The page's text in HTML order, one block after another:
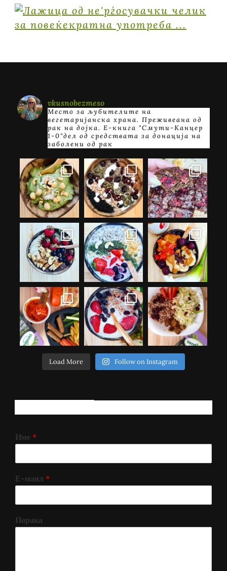
vkusnobezmeso
Место за љубителите на
вегетаријанска храна. Преживеана од
рак на дојка. E-книга "Смути-Канцер
1-0"дел од средствата за донација на
заболени од рак
Load More Follow on Instagram
Име *
Е-маил *
Порака